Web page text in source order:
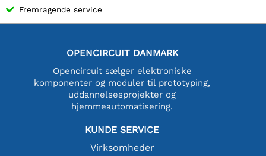
Fremragende service
OPENCIRCUIT DANMARK
Opencircuit sælger elektroniske
komponenter og moduler til prototyping,
uddannelsesprojekter og
hjemmeautomatisering.
KUNDE SERVICE
Virksomheder